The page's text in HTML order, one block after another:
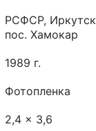
РСФСР,
пос. Хамокар
1989 г.
Фотопленка
2,4 x 3,6